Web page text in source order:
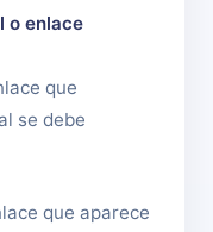
o enlace
que
se debe
que aparece